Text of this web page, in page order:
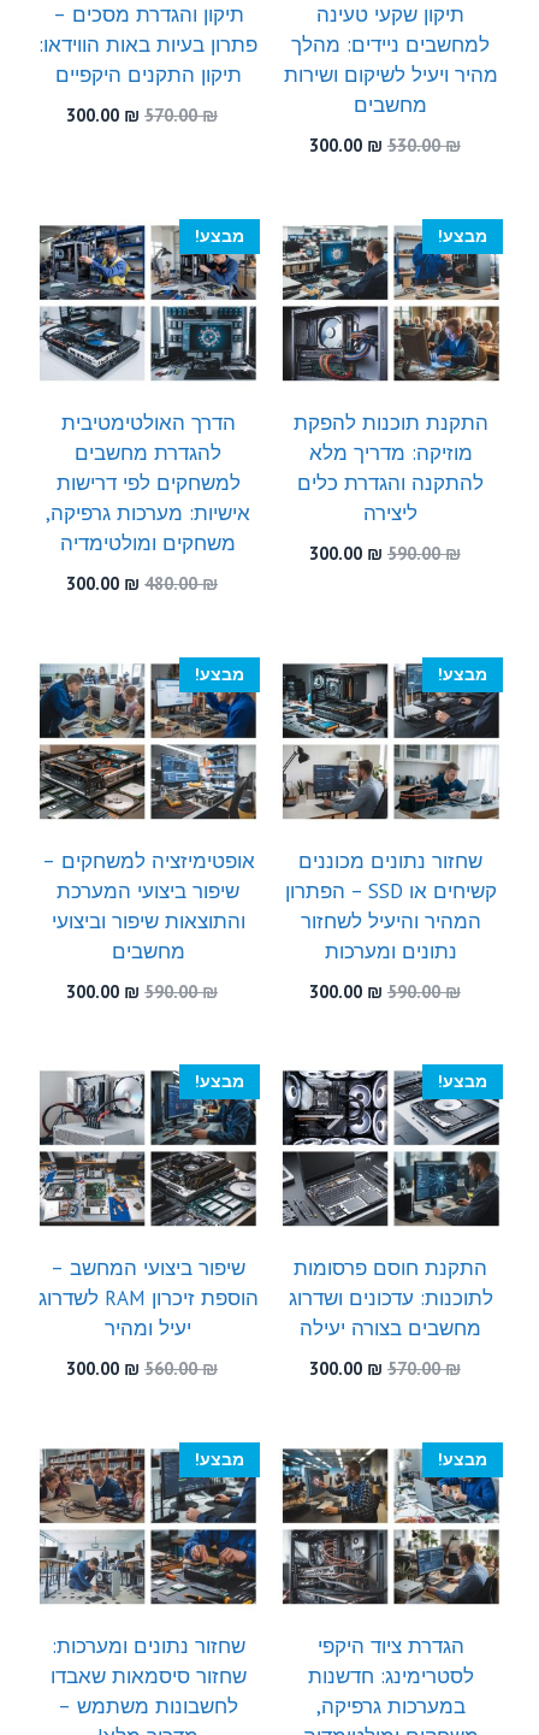
תיקון שקעי טעינה
למחשבים ניידים: מהלך
מהיר ויעיל לשיקום ושירות
מחשבים
530.00₪
המחיר
530.00 ₪.
300.00 ₪
300.00 ₪.
תיקון והגדרת מסכים –
פתרון בעיות באות הווידאו:
תיקון התקנים היקפיים
570.00₪
המחיר
300.00 ₪
המחיר
מבצע!
התקנת תוכנות להפקת
מוזיקה: מדריך מלא
להתקנה והגדרת כלים
ליצירה
590.00₪
המחיר
300.00 ₪
מבצע!
הדרך האולטימטיבית
להגדרת מחשבים
למשחקים לפי דרישות
אישיות: מערכות גרפיקה,
משחקים ומולטימדיה
480.00₪
המחיר
480.00 ₪.
300.00 ₪
המחיר
300.00 ₪.
מבצע!
שחזור נתונים מכוננים
קשיחים או SSD – הפתרון
המהיר והיעיל לשחזור
נתונים ומערכות
590.00₪
המחיר
590.00 ₪.
300.00 ₪
300.00 ₪.
מבצע!
אופטימיזציה למשחקים –
שיפור ביצועי המערכת
והתוצאות שיפור וביצועי
מחשבים
590.00₪
המחיר
590.00 ₪.
300.00 ₪
המחיר
300.00 ₪.
מבצע!
התקנת חוסם פרסומות
לתוכנות: עדכונים ושדרוג
מחשבים בצורה יעילה
570.00₪
המחיר
570.00 ₪.
300.00 ₪
300.00 ₪.
מבצע!
שיפור ביצועי המחשב –
הוספת זיכרון RAM לשדרוג
יעיל ומהיר
560.00₪
המחיר
560.00 ₪.
300.00 ₪
המחיר
300.00 ₪.
מבצע!
הגדרת ציוד היקפי
לסטרימינג: חדשנות
במערכות גרפיקה,
מבצע!
שחזור נתונים ומערכות:
שחזור סיסמאות שאבדו
לחשבונות משתמש –